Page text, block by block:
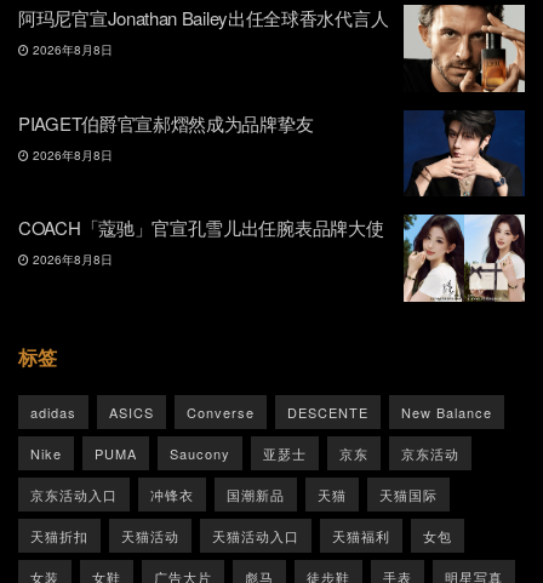
阿玛尼官宣Jonathan Bailey出任全球香水代言人
2026年8月8日
PIAGET伯爵官宣郝熠然成为品牌挚友
2026年8月8日
COACH「蔻驰」官宣孔雪儿出任腕表品牌大使
2026年8月8日
标签
adidas ASICS Converse DESCENTE New Balance
Nike PUMA Saucony 亚瑟士 京东 京东活动
京东活动入口 冲锋衣 国潮新品 天猫 天猫国际
天猫折扣 天猫活动 天猫活动入口 天猫福利 女包
女装 女鞋 广告大片 彪马 徒步鞋 手表 明星写真